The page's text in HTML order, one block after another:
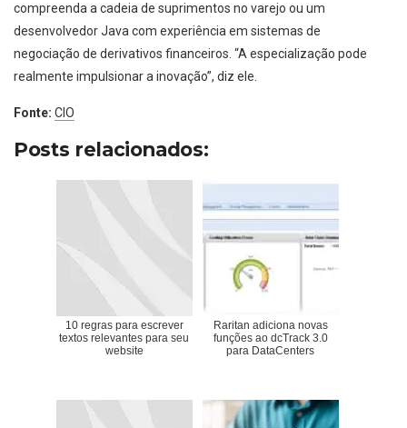
compreenda a cadeia de suprimentos no varejo ou um
desenvolvedor Java com experiência em sistemas de
negociação de derivativos financeiros. “A especialização pode
realmente impulsionar a inovação”, diz ele.
Fonte: CIO
Posts relacionados:
10 regras para escrever
textos relevantes para seu
website
Raritan adiciona novas
funções ao dcTrack 3.0
para DataCenters